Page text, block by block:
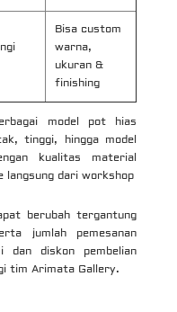
Bisa custom
warna,
ukuran &
finishing
model pot hias
tinggi, hingga model
kualitas material
langsung dari workshop
berubah tergantung
jumlah pemesanan
dan diskon pembelian
tim Arimata Gallery.